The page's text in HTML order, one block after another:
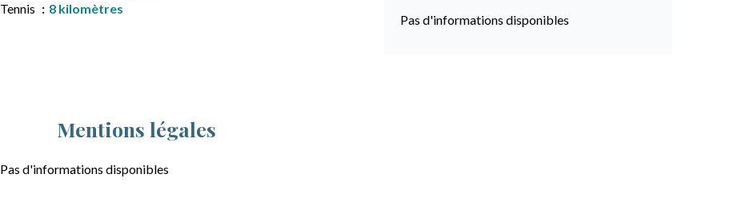
Tennis
8 kilomètres
Mentions légales
Pas d'informations disponibles
Pas d'informations disponibles